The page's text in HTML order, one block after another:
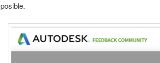
posible.